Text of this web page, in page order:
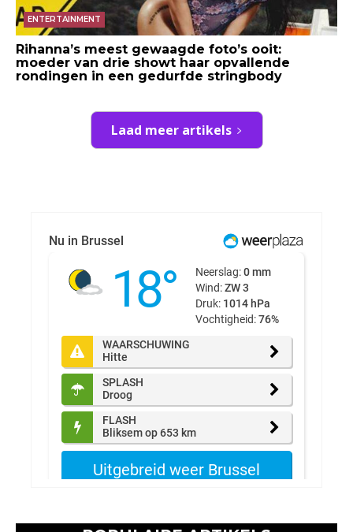
ENTERTAINMENT
Rihanna’s meest gewaagde foto’s ooit:
moeder van drie showt haar opvallende
rondingen in een gedurfde stringbody
Laad meer artikels